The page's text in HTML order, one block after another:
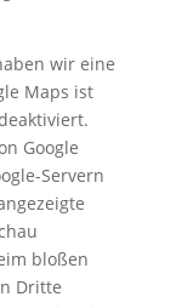
wir eine
Maps ist
Google
Servern
bloßen
Dritte